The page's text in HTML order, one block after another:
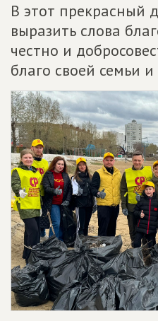
В этот прекрасный
выразить слова
честно и
благо своей семьи